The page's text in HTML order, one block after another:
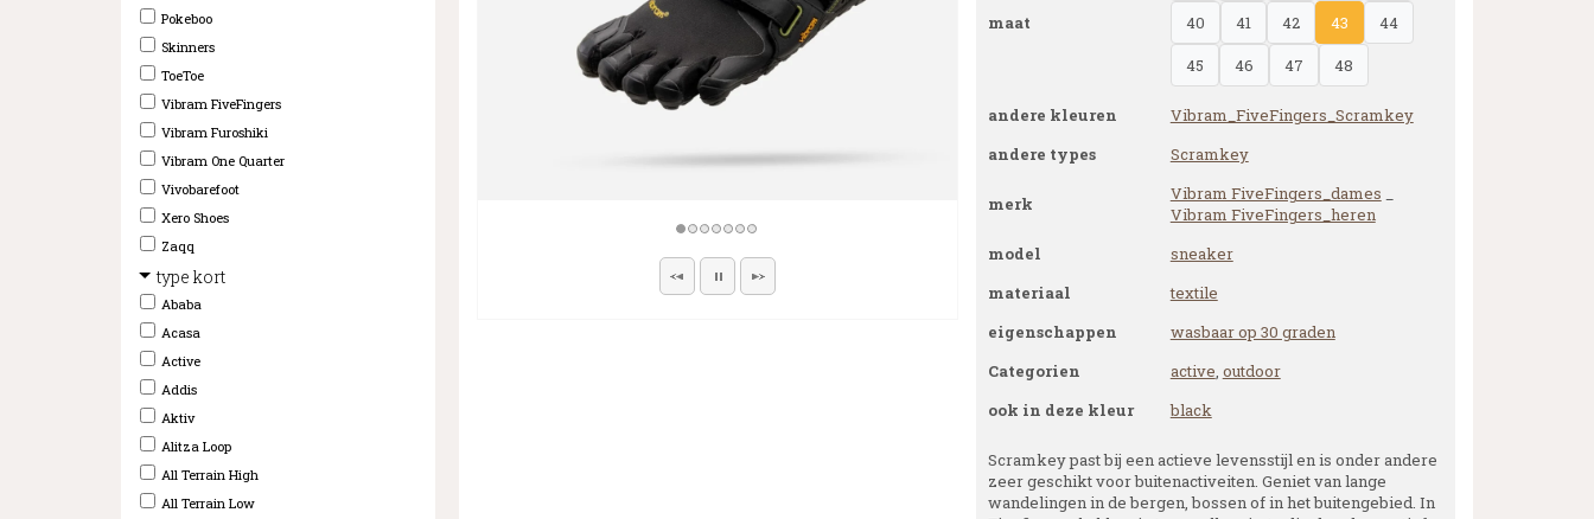
Pokeboo
Skinners
ToeToe
Vibram FiveFingers
Vibram Furoshiki
Vibram One Quarter
Vivobarefoot
Xero Shoes
Zaqq
type kort
Ababa
Acasa
Active
Addis
Aktiv
Alitza Loop
All Terrain High
All Terrain Low
maat
40
41 42 43
44
45
46 47 48
andere kleuren
Vibram_FiveFingers_Scramkey
andere types
Scramkey
merk Vibram FiveFingers_dames
Vibram FiveFingers_heren
model
sneaker
materiaal
textile
eigenschappen
wasbaar op 30 graden
Categorien
active, outdoor
ook in deze kleur
black
Scramkey past bij een actieve levensstijl en is onder andere
zeer geschikt voor buitenactiveiten. Geniet van lange
wandelingen in de bergen, bossen of in het buitengebied. In